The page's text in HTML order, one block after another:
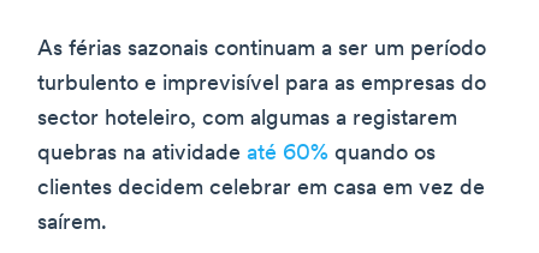
As férias sazonais continuam a ser um período
turbulento e imprevisível para as empresas do
sector hoteleiro, com algumas a registarem
quebras na atividade até 60% quando os
clientes decidem celebrar em casa em vez de
saírem.